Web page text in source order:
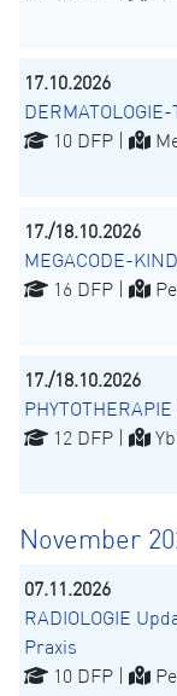
17.10.2026
10 DFP |
17./18.10.2026
MEGACODE-
16 DFP |
17./18.10.2026
12 DFP |
November
07.11.2026
RADIOLOGIE
Praxis
10 DFP |